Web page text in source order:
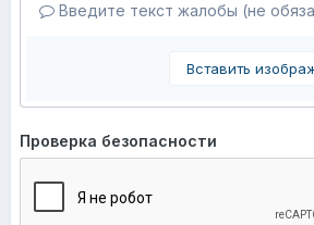
Введите текст жалобы (не
Вставить
Проверка безопасности